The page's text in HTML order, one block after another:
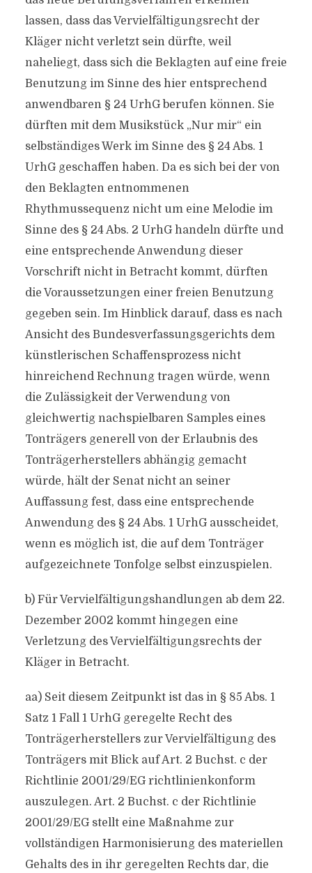
lassen, dass das Vervielfältigungsrecht der
Kläger nicht verletzt sein dürfte, weil
naheliegt, dass sich die Beklagten auf eine freie
Benutzung im Sinne des hier entsprechend
anwendbaren § 24 UrhG berufen können. Sie
dürften mit dem Musikstück „Nur mir“ ein
selbständiges Werk im Sinne des § 24 Abs. 1
UrhG geschaffen haben. Da es sich bei der von
den Beklagten entnommenen
Rhythmussequenz nicht um eine Melodie im
Sinne des § 24 Abs. 2 UrhG handeln dürfte und
eine entsprechende Anwendung dieser
Vorschrift nicht in Betracht kommt, dürften
die Voraussetzungen einer freien Benutzung
gegeben sein. Im Hinblick darauf, dass es nach
Ansicht des Bundesverfassungsgerichts dem
künstlerischen Schaffensprozess nicht
hinreichend Rechnung tragen würde, wenn
die Zulässigkeit der Verwendung von
gleichwertig nachspielbaren Samples eines
Tonträgers generell von der Erlaubnis des
Tonträgerherstellers abhängig gemacht
würde, hält der Senat nicht an seiner
Auffassung fest, dass eine entsprechende
Anwendung des § 24 Abs. 1 UrhG ausscheidet,
wenn es möglich ist, die auf dem Tonträger
aufgezeichnete Tonfolge selbst einzuspielen.
b) Für Vervielfältigungshandlungen ab dem 22.
Dezember 2002 kommt hingegen eine
Verletzung des Vervielfältigungsrechts der
Kläger in Betracht.
aa) Seit diesem Zeitpunkt ist das in § 85 Abs. 1
Satz 1 Fall 1 UrhG geregelte Recht des
Tonträgerherstellers zur Vervielfältigung des
Tonträgers mit Blick auf Art. 2 Buchst. c der
Richtlinie 2001/29/EG richtlinienkonform
auszulegen. Art. 2 Buchst. c der Richtlinie
2001/29/EG stellt eine Maßnahme zur
vollständigen Harmonisierung des materiellen
Gehalts des in ihr geregelten Rechts dar, die